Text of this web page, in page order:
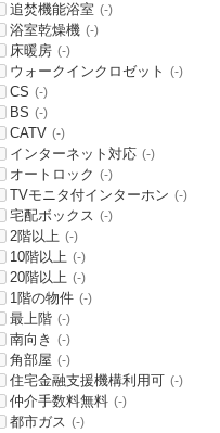
追焚機能浴室 (-)
浴室乾燥機 (-)
床暖房 (-)
ウォークインクロゼット (-)
CS (-)
BS (-)
CATV (-)
インターネット対応 (-)
オートロック (-)
TVモニタ付インターホン (-)
宅配ボックス (-)
2階以上 (-)
10階以上 (-)
20階以上 (-)
1階の物件 (-)
最上階 (-)
南向き (-)
角部屋 (-)
住宅金融支援機構利用可 (-)
仲介手数料無料 (-)
都市ガス (-)